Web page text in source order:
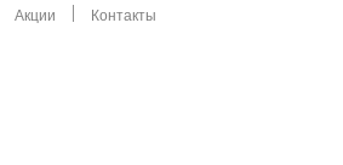
Акции Контакты